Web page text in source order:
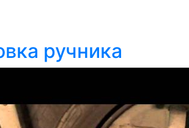
ручника